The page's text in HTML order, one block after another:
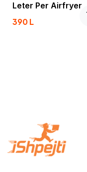
Leter Per Airfryer
390L